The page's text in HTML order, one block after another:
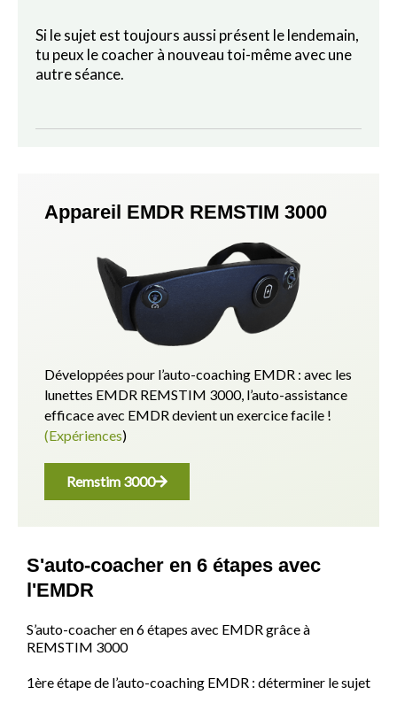
Si le sujet est toujours aussi présent le lendemain,
tu peux le coacher à nouveau toi-même avec une
autre séance.
Appareil EMDR REMSTIM 3000
Développées pour l’auto-coaching EMDR : avec les
lunettes EMDR REMSTIM 3000, l’auto-assistance
efficace avec EMDR devient un exercice facile !
(Expériences)
Remstim 3000
S'auto-coacher en 6 étapes avec
l'EMDR
S’auto-coacher en 6 étapes avec EMDR grâce à
REMSTIM 3000
1ère étape de l’auto-coaching EMDR : déterminer le sujet